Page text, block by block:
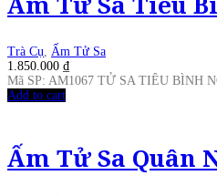
Trà Cụ
Ấm Tử Sa
1.850.000 ₫
Mã SP: AM1067 TỬ SA TIÊU BÌNH
Add to cart
Ấm Tử Sa Quân